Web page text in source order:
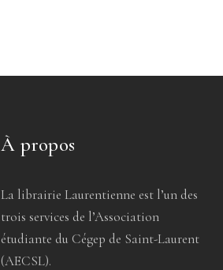
À propos
La librairie Laurentienne est l’un des
trois services de l’Association
étudiante du Cégep de Saint-Laurent
(AECSL).